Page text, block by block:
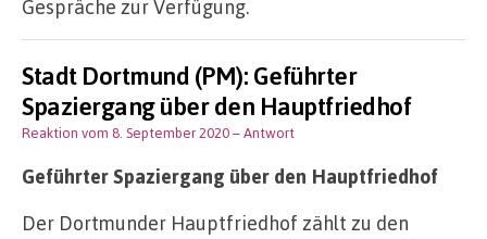
Gespräche zur Verfügung.
Stadt Dortmund (PM): Geführter
Spaziergang über den Hauptfriedhof
Reaktion vom 8. September 2020– Antwort
Geführter Spaziergang über den Hauptfriedhof
Der Dortmunder Hauptfriedhof zählt zu den